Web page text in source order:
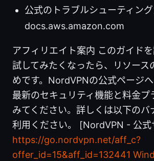
公式のトラブルシューティン
docs.aws.amazon.com
アフィリエイト案内 このガイド
試してみたくなったら、リソース
めです。NordVPNの公式ページへ
最新のセキュリティ機能と料金プ
みてください。詳しくは以下のバ
利用ください。 [NordVPN - 公式
https://go.nordvpn.net/aff_c?
offer_id=15&aff_id=132441